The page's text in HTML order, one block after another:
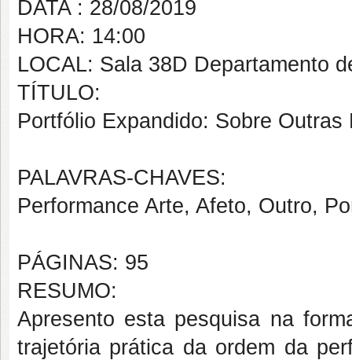
DATA : 28/08/2019
HORA: 14:00
LOCAL: Sala 38D Departamento
TÍTULO:
Portfólio Expandido: Sobre
PALAVRAS-CHAVES:
Performance Arte, Afeto, Outro,
PÁGINAS: 95
RESUMO:
Apresento esta pesquisa na
trajetória prática da ordem da